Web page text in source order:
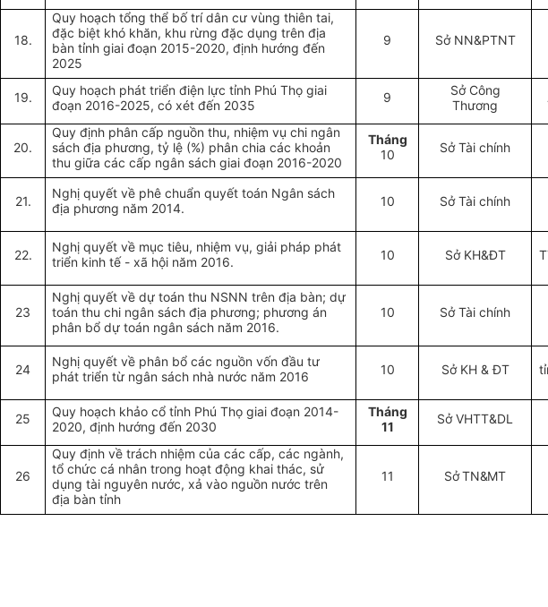
18.
Quy hoạch tổng thể bố trí dân cư vùng thiên tai,
đặc biệt khó khăn, khu rừng đặc dụng trên địa
bàn tỉnh giai đoạn 2015-2020, định hướng đến
2025
9 Sở NN&PTNT
19.
Quy hoạch phát triển điện lực tỉnh Phú Thọ giai
đoạn 2016-2025, có xét đến 2035
9
Sở Công
Thương
20.
Quy định phân cấp nguồn thu, nhiệm vụ chi ngân
sách địa phương, tỷ lệ (%) phân chia các khoản
thu giữa các cấp ngân sách giai đoạn 2016-2020
Tháng
10
Sở Tài chính
21.
Nghị quyết về phê chuẩn quyết toán Ngân sách
địa phương năm 2014.
10 Sở Tài chính
22.
Nghị quyết về mục tiêu, nhiệm vụ, giải pháp phát
triển kinh tế - xã hội năm 2016.
10 Sở KH&ĐT
23
Nghị quyết về dự toán thu NSNN trên địa bàn; dự
toán thu chi ngân sách địa phương; phương án
phân bổ dự toán ngân sách năm 2016.
10 Sở Tài chính
24
Nghị quyết về phân bổ các nguồn vốn đầu tư
phát triển từ ngân sách nhà nước năm 2016
10 Sở KH & ĐT
25
Quy hoạch khảo cổ tỉnh Phú Thọ giai đoạn 2014-
2020, định hướng đến 2030
Tháng
11
Sở VHTT&DL
26
Quy định về trách nhiệm của các cấp, các ngành,
tổ chức cá nhân trong hoạt động khai thác, sử
dụng tài nguyên nước, xả vào nguồn nước trên
địa bàn tỉnh
11 Sở TN&MT